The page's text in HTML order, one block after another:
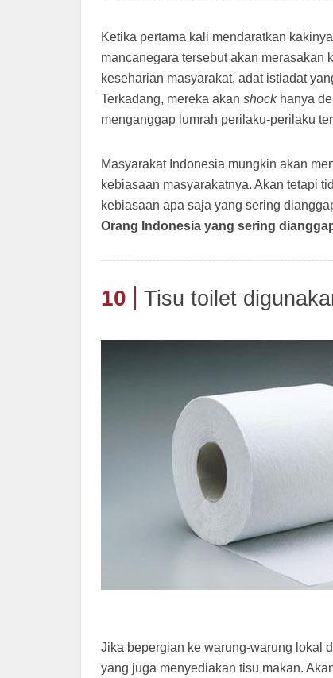
Ketika pertama kali mendaratkan
mancanegara tersebut akan
keseharian masyarakat, adat istiadat
Terkadang, mereka akan shockhanya
menganggap lumrah perilaku-perilaku
Masyarakat Indonesia mungkin akan
kebiasaan masyarakatnya. Akan tetapi
kebiasaan apa saja yang sering
Orang Indonesia yang sering
10 Tisu toilet
Jika bepergian ke warung-warung lokal
yang juga menyediakan tisu makan.